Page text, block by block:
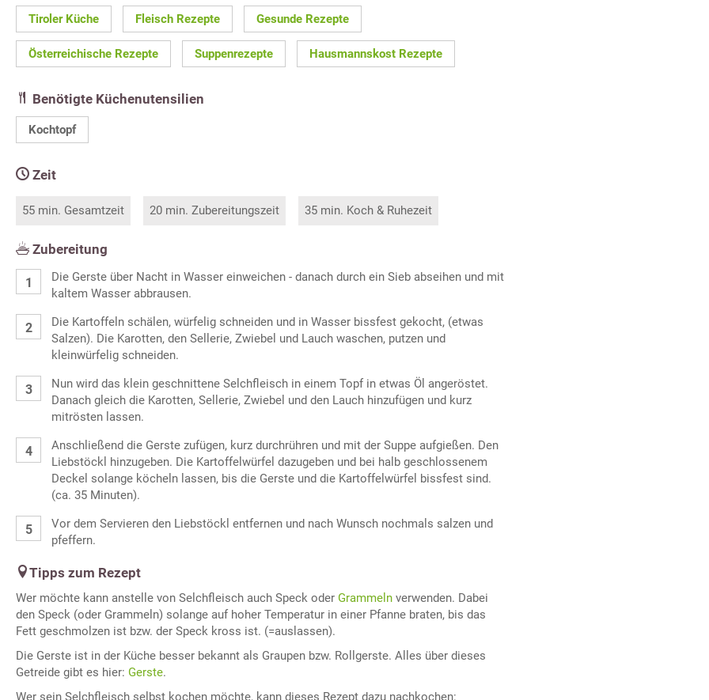
Tiroler Küche Fleisch Rezepte Gesunde Rezepte
Österreichische Rezepte Suppenrezepte Hausmannskost Rezepte
Benötigte Küchenutensilien
Kochtopf
Zeit
55 min. Gesamtzeit 20 min. Zubereitungszeit 35 min. Koch & Ruhezeit
Zubereitung
Die Gerste über Nacht in Wasser einweichen - danach durch ein Sieb abseihen und mit
kaltem Wasser abbrausen.
Die Kartoffeln schälen, würfelig schneiden und in Wasser bissfest gekocht, (etwas
Salzen). Die Karotten, den Sellerie, Zwiebel und Lauch waschen, putzen und
kleinwürfelig schneiden.
Nun wird das klein geschnittene Selchfleisch in einem Topf in etwas Öl angeröstet.
Danach gleich die Karotten, Sellerie, Zwiebel und den Lauch hinzufügen und kurz
mitrösten lassen.
Anschließend die Gerste zufügen, kurz durchrühren und mit der Suppe aufgießen. Den
Liebstöckl hinzugeben. Die Kartoffelwürfel dazugeben und bei halb geschlossenem
Deckel solange köcheln lassen, bis die Gerste und die Kartoffelwürfel bissfest sind.
(ca. 35 Minuten).
Vor dem Servieren den Liebstöckl entfernen und nach Wunsch nochmals salzen und
pfeffern.
Tipps zum Rezept
Wer möchte kann anstelle von Selchfleisch auch Speck oder Grammeln verwenden. Dabei
den Speck (oder Grammeln) solange auf hoher Temperatur in einer Pfanne braten, bis das
Fett geschmolzen ist bzw. der Speck kross ist. (=auslassen).
Die Gerste ist in der Küche besser bekannt als Graupen bzw. Rollgerste. Alles über dieses
Getreide gibt es hier: Gerste.
Wer sein Selchfleisch selbst kochen möchte, kann dieses Rezept dazu nachkochen: